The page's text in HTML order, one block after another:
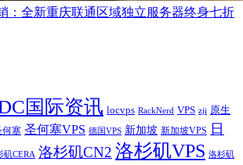
：全新重庆联通区域独立服务器终身七折
国际资讯 locvps RackNerd VPS zji 原生
何塞 圣何塞VPS 德国VPS 新加坡 新加坡VPS
日
矶CERA 洛杉矶CN2 洛杉矶VPS 洛杉矶